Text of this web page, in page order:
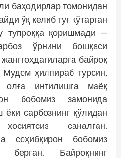
баҳодирлар томонидан
ўқ келиб туғ кўтарган
тупроққа қоришмади —
ўрнини бошқаси
байроқ
ҳилпираб турсин,
олға интилишга маёқ
бобомиз замонида
ёки сарбознинг қўлидан
саналган.
соҳибқирон бобомиз
берган. Байроқнинг